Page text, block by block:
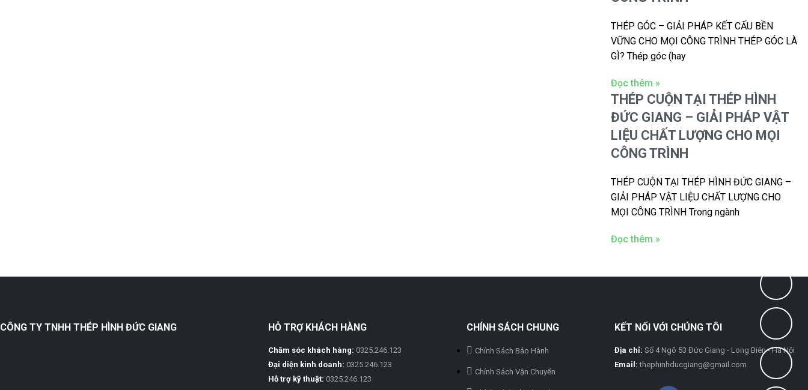
THÉP GÓC – GIẢI PHÁP KẾT CẤU BỀN
VỮNG CHO MỌI CÔNG TRÌNH THÉP GÓC LÀ
GÌ? Thép góc (hay
Đọc thêm »
THÉP CUỘN TẠI THÉP HÌNH
ĐỨC GIANG – GIẢI PHÁP VẬT
LIỆU CHẤT LƯỢNG CHO MỌI
CÔNG TRÌNH
THÉP CUỘN TẠI THÉP HÌNH ĐỨC GIANG –
GIẢI PHÁP VẬT LIỆU CHẤT LƯỢNG CHO
MỌI CÔNG TRÌNH Trong ngành
Đọc thêm »
CÔNG TY TNHH THÉP HÌNH ĐỨC GIANG HỖ TRỢ KHÁCH HÀNG
Chăm sóc khách hàng: 0325.246.123
Đại diện kinh doanh: 0325.246.123
Hỗ trợ kỹ thuật: 0325.246.123
CHÍNH SÁCH CHUNG
Chính Sách Bảo Hành
Chính Sách Vận Chuyển
KẾT NỐI VỚI CHÚNG TÔI
Địa chỉ: Số 4 Ngõ 53 Đức Giang - Long Biên - Hà Nội
Email: thephinhducgiang@gmail.com